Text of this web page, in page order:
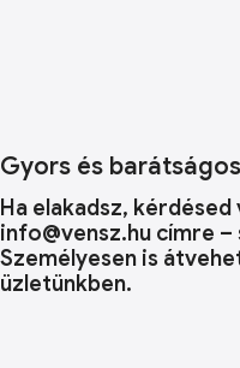
Gyors és
Ha elakadsz,
info@vensz.hu címre
Személyesen is
üzletünkben.